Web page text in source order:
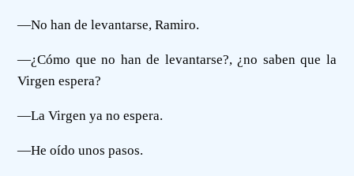
—No han de levantarse, Ramiro.
—¿Cómo que no han de levantarse?, ¿no saben que la
Virgen espera?
—La Virgen ya no espera.
—He oído unos pasos.